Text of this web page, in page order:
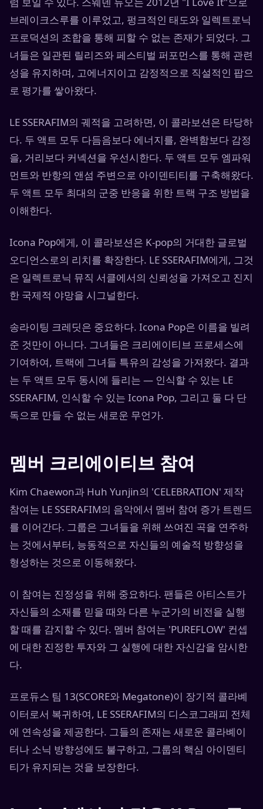
브레이크스루를 이루었고, 펑크적인 태도와 일렉트로닉
프로덕션의 조합을 통해 피할 수 없는 존재가 되었다. 그
녀들은 일관된 릴리즈와 페스티벌 퍼포먼스를 통해 관련
성을 유지하며, 고에너지이고 감정적으로 직설적인 팝으
로 평가를 쌓아왔다.
LE SSERAFIM의 궤적을 고려하면, 이 콜라보션은 타당하
다. 두 액트 모두 다듬음보다 에너지를, 완벽함보다 감정
을, 거리보다 커넥션을 우선시한다. 두 액트 모두 엠파워
먼트와 반항의 앤섬 주변으로 아이덴티티를 구축해왔다.
두 액트 모두 최대의 군중 반응을 위한 트랙 구조 방법을
이해한다.
Icona Pop에게, 이 콜라보션은 K-pop의 거대한 글로벌
오디언스로의 리치를 확장한다. LE SSERAFIM에게, 그것
은 일렉트로닉 뮤직 서클에서의 신뢰성을 가져오고 진지
한 국제적 야망을 시그널한다.
송라이팅 크레딧은 중요하다. Icona Pop은 이름을 빌려
준 것만이 아니다. 그녀들은 크리에이티브 프로세스에
기여하여, 트랙에 그녀들 특유의 감성을 가져왔다. 결과
는 두 액트 모두 동시에 들리는 — 인식할 수 있는 LE
SSERAFIM, 인식할 수 있는 Icona Pop, 그리고 둘 다 단
독으로 만들 수 없는 새로운 무언가.
멤버 크리에이티브 참여
Kim Chaewon과 Huh Yunjin의 'CELEBRATION' 제작
참여는 LE SSERAFIM의 음악에서 멤버 참여 증가 트렌드
를 이어간다. 그룹은 그녀들을 위해 쓰여진 곡을 연주하
는 것에서부터, 능동적으로 자신들의 예술적 방향성을
형성하는 것으로 이동해왔다.
이 참여는 진정성을 위해 중요하다. 팬들은 아티스트가
자신들의 소재를 믿을 때와 다른 누군가의 비전을 실행
할 때를 감지할 수 있다. 멤버 참여는 'PUREFLOW' 컨셉
에 대한 진정한 투자와 그 실행에 대한 자신감을 암시한
다.
프로듀스 팀 13(SCORE와 Megatone)이 장기적 콜라볘
이터로서 복귀하여, LE SSERAFIM의 디스코그래피 전체
에 연속성을 제공한다. 그들의 존재는 새로운 콜라볘이
터나 소닉 방향성에도 불구하고, 그룹의 핵심 아이덴티
티가 유지되는 것을 보장한다.